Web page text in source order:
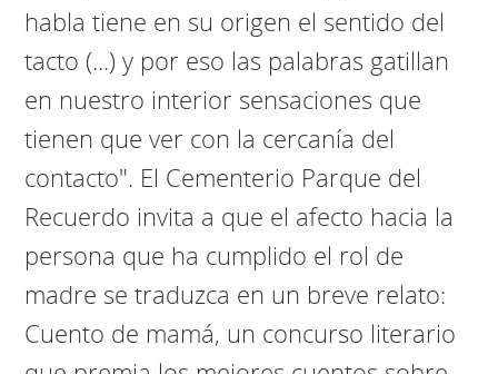
habla tiene en su origen el sentido del
tacto (...) y por eso las palabras gatillan
en nuestro interior sensaciones que
tienen que ver con la cercanía del
contacto". El Cementerio Parque del
Recuerdo invita a que el afecto hacia la
persona que ha cumplido el rol de
madre se traduzca en un breve relato:
Cuento de mamá, un concurso literario